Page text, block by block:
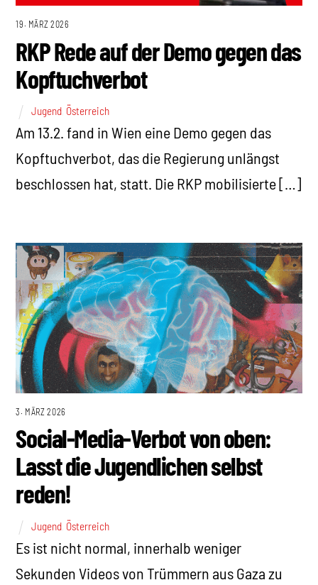
19. MÄRZ 2026
RKP Rede auf der Demo gegen das
Kopftuchverbot
Jugend Österreich
Am 13.2. fand in Wien eine Demo gegen das
Kopftuchverbot, das die Regierung unlängst
beschlossen hat, statt. Die RKP mobilisierte […]
3. MÄRZ 2026
Social-Media-Verbot von oben:
Lasst die Jugendlichen selbst
reden!
Jugend Österreich
Es ist nicht normal, innerhalb weniger
Sekunden Videos von Trümmern aus Gaza zu